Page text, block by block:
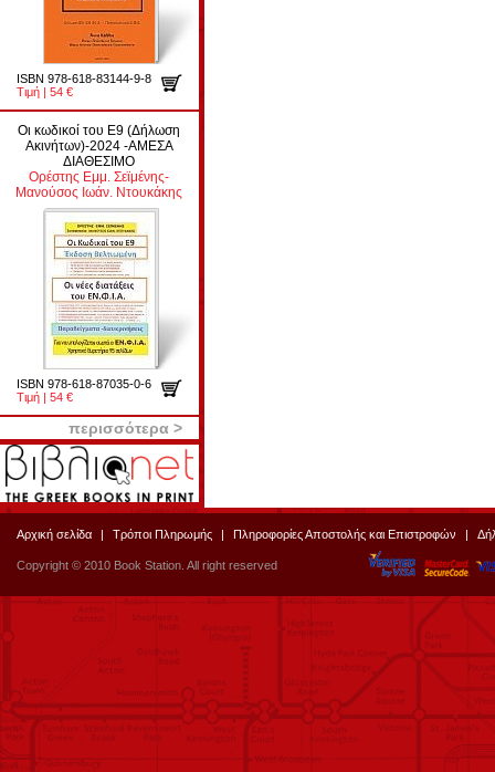
ISBN 978-618-83144-9-8
Τιμή | 54 €
Οι κωδικοί του Ε9 (Δήλωση
Ακινήτων)-2024 -ΑΜΕΣΑ
ΔΙΑΘΕΣΙΜΟ
Ορέστης Εμμ. Σεϊμένης-
Μανούσος Ιωάν. Ντουκάκης
ISBN 978-618-87035-0-6
Τιμή | 54 €
περισσότερα >
Αρχική σελίδα | Τρόποι Πληρωμής | Πληροφορίες Αποστολής και Επιστροφών |
Copyright © 2010 Book Station. All right reserved